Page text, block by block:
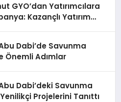
GYO’dan Yatırımcılara
Kazançlı Yatırım
Abu Dabi’de Savunma
Önemli Adımlar
Abu Dabi’deki Savunma
Yenilikçi Projelerini Tanıttı